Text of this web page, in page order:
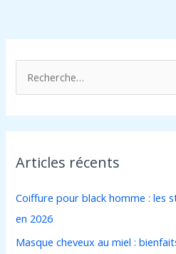
e
c
e
c
h
e
Articles récents
Coiffure pour black homme : les
en 2026
Masque cheveux au miel :